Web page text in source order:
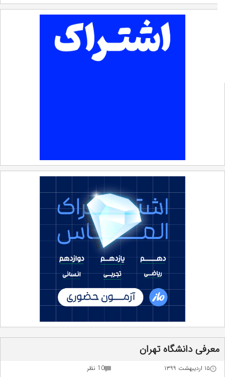
معرفی دانشگاه تهران
۱۵ اردیبهشت ۱۳۹۹ 10 نظر